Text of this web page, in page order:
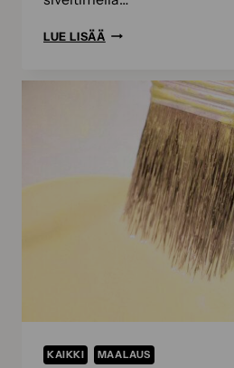
LUE LISÄÄ SOKEVA
SUOMALAINEN
SIVELLINVALMISTAJA
SIVELTIMEN
MATKA
ALKAA
SAVON
SYDÄMESTÄ
KAIKKI MAALAUS